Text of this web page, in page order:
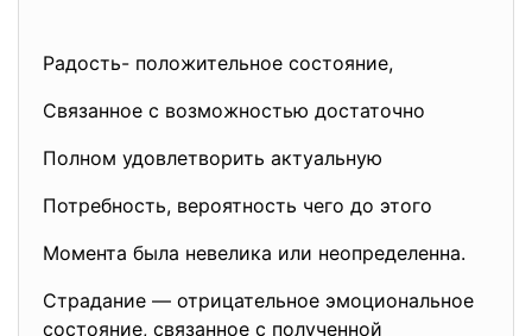
Радость- положительное состояние,
Связанное с возможностью достаточно
Полном удовлетворить актуальную
Потребность, вероятность чего до этого
Момента была невелика или неопределенна.
Страдание — отрицательное эмоциональное
состояние, связанное с полученной